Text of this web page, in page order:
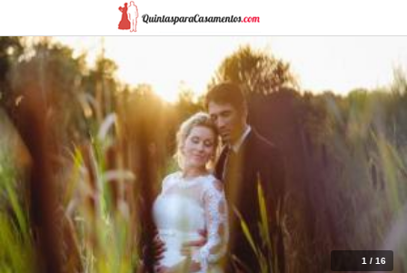
1 / 16